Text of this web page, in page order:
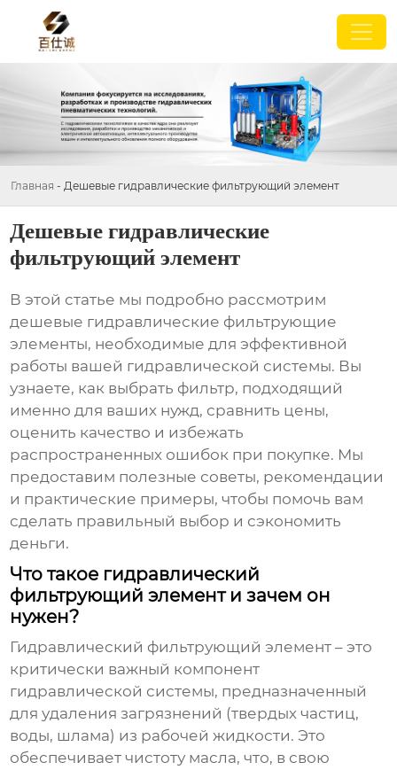
Главная - Дешевые гидравлические фильтрующий элемент
Дешевые гидравлические
фильтрующий элемент
В этой статье мы подробно рассмотрим
дешевые гидравлические фильтрующие
элементы, необходимые для эффективной
работы вашей гидравлической системы. Вы
узнаете, как выбрать фильтр, подходящий
именно для ваших нужд, сравнить цены,
оценить качество и избежать
распространенных ошибок при покупке. Мы
предоставим полезные советы, рекомендации
и практические примеры, чтобы помочь вам
сделать правильный выбор и сэкономить
деньги.
Что такое гидравлический
фильтрующий элемент и зачем он
нужен?
Гидравлический фильтрующий элемент – это
критически важный компонент
гидравлической системы, предназначенный
для удаления загрязнений (твердых частиц,
воды, шлама) из рабочей жидкости. Это
обеспечивает чистоту масла, что, в свою